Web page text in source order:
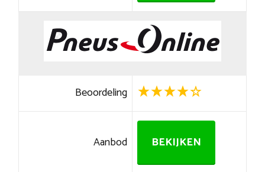
Beoordeling
Aanbod BEKIJKEN